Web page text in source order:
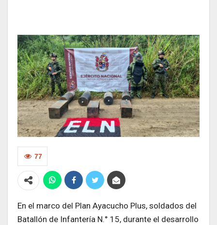
77
En el marco del Plan Ayacucho Plus, soldados del
Batallón de Infantería N.° 15, durante el desarrollo